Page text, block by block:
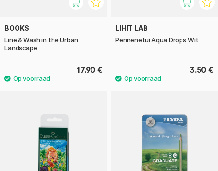
BOOKS
Line & Wash in the Urban
Landscape
17.90 €
LIHIT LAB
Pennenetui Aqua Drops Wit
3.50 €